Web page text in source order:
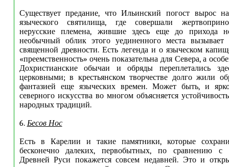
Существует предание, что Ильинский погост вырос
языческого святилища, где совершали
нерусские племена, жившие здесь еще до прихода
необычный облик этого уединенного места вызывает
священной древности. Есть легенда и о языческом
«преемственность» очень показательна для Севера, а
Дохристианские обычаи и обряды переплетались
церковными; в крестьянском творчестве долго жили
фантазией еще языческих времен. Может быть, и
северного искусства во многом объясняется
народных традиций.
6. Бесов Нос
Есть в Карелии и такие памятники, которые
бесконечно далеких, первобытных, по сравнению с
Древней Руси покажется совсем недавней. Это и